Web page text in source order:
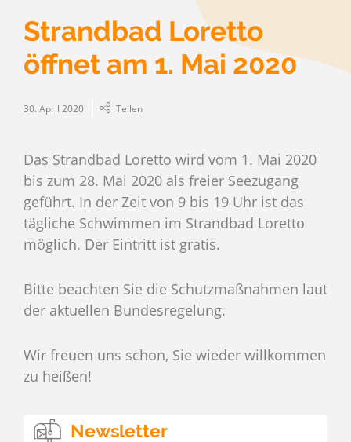
Strandbad Loretto
öffnet am 1. Mai 2020
30. April 2020 Teilen
Das Strandbad Loretto wird vom 1. Mai 2020
bis zum 28. Mai 2020 als freier Seezugang
geführt. In der Zeit von 9 bis 19 Uhr ist das
tägliche Schwimmen im Strandbad Loretto
möglich. Der Eintritt ist gratis.
Bitte beachten Sie die Schutzmaßnahmen laut
der aktuellen Bundesregelung.
Wir freuen uns schon, Sie wieder willkommen
zu heißen!
Newsletter